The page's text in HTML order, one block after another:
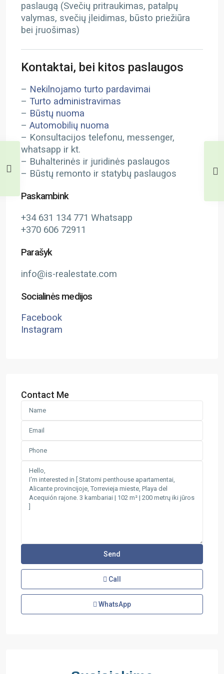
paslaugą (Svečių pritraukimas, patalpų
valymas, svečių įleidimas, būsto priežiūra
bei įruošimas)
Kontaktai, bei kitos paslaugos
– Nekilnojamo turto pardavimai
– Turto administravimas
– Būstų nuoma
– Automobilių nuoma
– Konsultacijos telefonu, messenger,
whatsapp ir kt.
– Buhalterinės ir juridinės paslaugos
– Būstų remonto ir statybų paslaugos
Paskambink
+34 631 134 771 Whatsapp
+370 606 72911
Parašyk
info@is-realestate.com
Socialinės medijos
Facebook
Instagram
Contact Me
Call
WhatsApp